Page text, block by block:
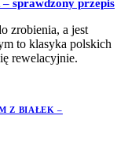
sprawdzony przepis
zrobienia, a jest
to klasyka polskich
rewelacyjnie.
Z BIAŁEK –